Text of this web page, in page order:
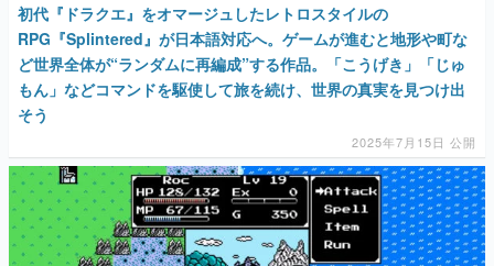
「経験値」「裏技」「ラスボス」… ゲームにまつわる言葉
の起源や用法の変遷を、コンピューター文化史研究家・タ
イニーP氏が徹底調査。
カテゴリ
特集記事
マンガ
女性向け
初代『ドラクエ』をオマージュしたレトロスタイルの
RPG『Splintered』が日本語対応へ。ゲームが進むと地形や町な
ど世界全体が“ランダムに再編成”する作品。「こうげき」「じゅ
もん」などコマンドを駆使して旅を続け、世界の真実を見つけ出
そう
2025年7月15日 公開